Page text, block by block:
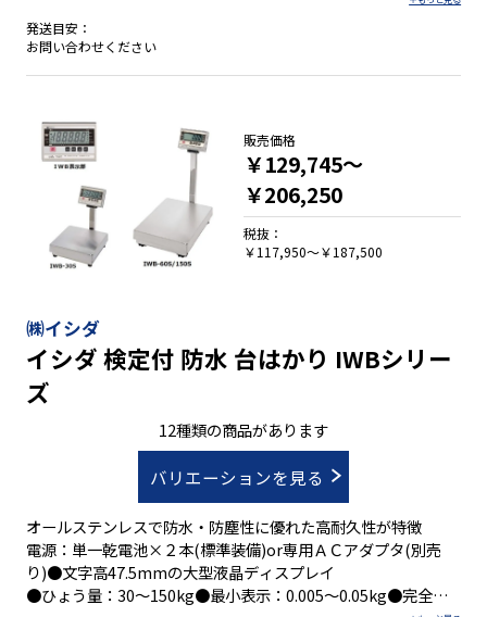
発送目安：
お問い合わせください
㈱イシダ
イシダ 検定付 防水 台はかり IWBシリー
ズ
12種類の商品があります
バリエーションを見る
オールステンレスで防水・防塵性に優れた高耐久性が特徴
電源：単一乾電池×２本(標準装備)or専用ＡＣアダプタ(別売
り)●文字高47.5mmの大型液晶ディスプレイ
●ひょう量：30～150kg●最小表示：0.005～0.05kg●完全防
販売価格
￥129,745～
￥206,250
税抜：
￥117,950～￥187,500